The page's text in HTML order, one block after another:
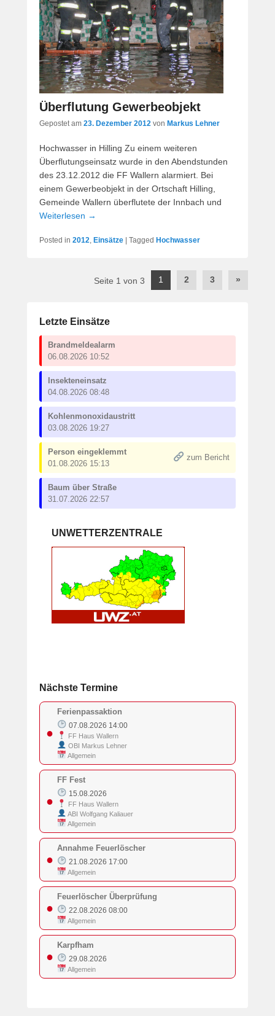
Überflutung Gewerbeobjekt
Gepostet am 23. Dezember 2012 von Markus Lehner
Hochwasser in Hilling Zu einem weiteren
Überflutungseinsatz wurde in den Abendstunden
des 23.12.2012 die FF Wallern alarmiert. Bei
einem Gewerbeobjekt in der Ortschaft Hilling,
Gemeinde Wallern überflutete der Innbach und
Weiterlesen →
Posted in 2012, Einsätze | Tagged Hochwasser
Seite 1 von 3 1 2 3 »
Letzte Einsätze
Brandmeldealarm
06.08.2026 10:52
Insekteneinsatz
04.08.2026 08:48
Kohlenmonoxidaustritt
03.08.2026 19:27
Person eingeklemmt
01.08.2026 15:13
zum Bericht
Baum über Straße
31.07.2026 22:57
UNWETTERZENTRALE
Nächste Termine
●
Ferienpassaktion
07.08.2026 14:00
FF Haus Wallern
OBI Markus Lehner
Allgemein
●
FF Fest
15.08.2026
FF Haus Wallern
ABI Wolfgang Kaliauer
Allgemein
●
Annahme Feuerlöscher
21.08.2026 17:00
Allgemein
●
Feuerlöscher Überprüfung
22.08.2026 08:00
Allgemein
●
Karpfham
29.08.2026
Allgemein